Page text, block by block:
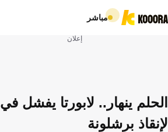
مباشر
إعلان
الحلم ينهار.. لابورتا يفشل
لإنقاذ برشلونة